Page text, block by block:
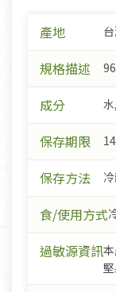
產地
規格描述
成分
保存期限
保存方法
食/使用方式
過敏源資訊